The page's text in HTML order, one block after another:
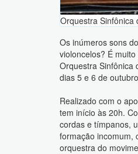
Orquestra Sinfônica
Os inúmeros sons
violoncelos? É
Orquestra Sinfônica
dias 5 e 6 de
Realizado com o
tem início às 20h.
cordas e tímpanos,
formação incomum,
orquestra do